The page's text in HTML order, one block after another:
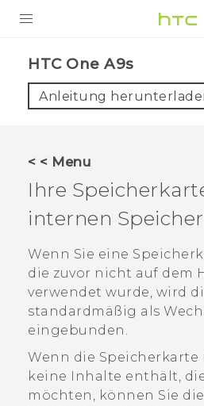
VIVE
VIVERSE
UNTERSTÜTZUNG
HTC-Geräte und Zubehör
HTC One A9s‎
Anleitung
< < Menu
Ihre
internen
Wenn Sie eine
die zuvor nicht auf dem
verwendet wurde, wird
standardmäßig als
eingebunden.
Wenn die Speicherkarte
keine Inhalte enthält,
möchten, können Sie